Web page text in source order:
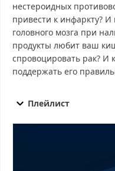
нестероидных
привести к инфаркту?
головного мозга при
продукты любит ваш
спровоцировать рак? И
поддержать его
О самом главном от
главном от 20.10.2025
главном от 20.10.2025
Плейлист